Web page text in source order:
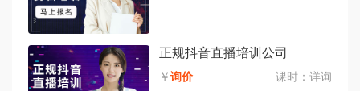
正规抖音直播培训公司
￥询价 课时： 详询